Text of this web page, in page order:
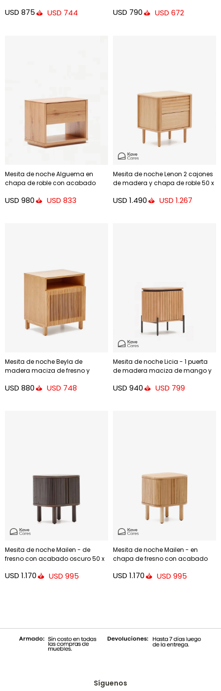
USD 875 USD 744 USD 790 USD 672
Mesita de noche Alguema en
chapa de roble con acabado
USD 980 USD 833
Mesita de noche Lenon 2 cajones
de madera y chapa de roble 50 x
USD 1.490 USD 1.267
Mesita de noche Beyla de
madera maciza de fresno y
USD 880 USD 748
Mesita de noche Licia - 1 puerta
de madera maciza de mango y
USD 940 USD 799
Mesita de noche Mailen - de
fresno con acabado oscuro 50 x
USD 1.170 USD 995
Mesita de noche Mailen - en
chapa de fresno con acabado
USD 1.170 USD 995
Síguenos